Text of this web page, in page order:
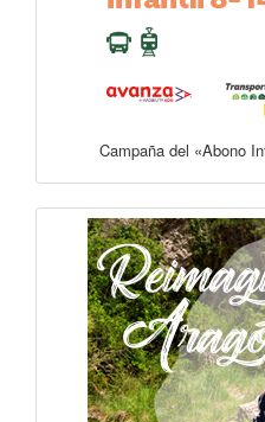
Campaña del «Abono